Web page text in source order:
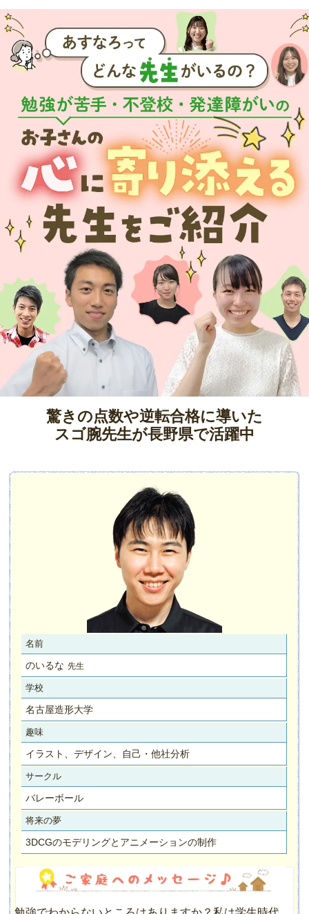
驚きの点数や逆転合格に導いた
スゴ腕先生が長野県で活躍中
名前
のいるな 先生
学校
名古屋造形大学
趣味
イラスト、デザイン、自己・他社分析
サークル
バレーボール
将来の夢
3DCGのモデリングとアニメーションの制作